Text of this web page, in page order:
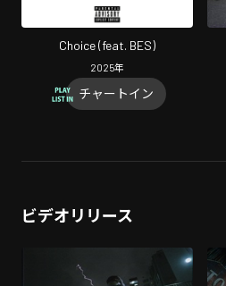
Choice (feat. BES)
2025年
チャートイン
ビデオリリース